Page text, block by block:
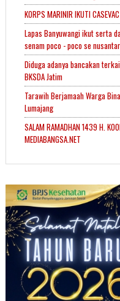
KORPS MARINIR IKUTI
Lapas Banyuwangi ikut serta
senam poco - poco se
Diduga adanya bancakan
BKSDA Jatim
Tarawih Berjamaah Warga
Lumajang
SALAM RAMADHAN 1439 H.
MEDIABANGSA.NET